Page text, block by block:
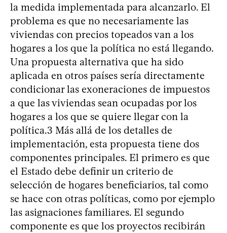
la medida implementada para alcanzarlo. El
problema es que no necesariamente las
viviendas con precios topeados van a los
hogares a los que la política no está llegando.
Una propuesta alternativa que ha sido
aplicada en otros países sería directamente
condicionar las exoneraciones de impuestos
a que las viviendas sean ocupadas por los
hogares a los que se quiere llegar con la
política.3 Más allá de los detalles de
implementación, esta propuesta tiene dos
componentes principales. El primero es que
el Estado debe definir un criterio de
selección de hogares beneficiarios, tal como
se hace con otras políticas, como por ejemplo
las asignaciones familiares. El segundo
componente es que los proyectos recibirán